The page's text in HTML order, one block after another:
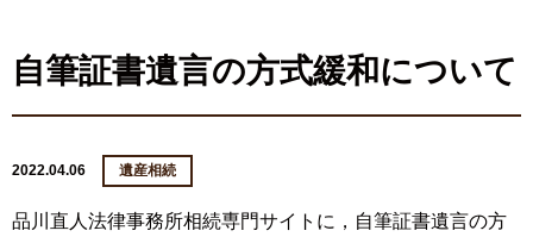
自筆証書遺言の方式緩和について
2022.04.06 遺産相続
品川直人法律事務所相続専門サイトに，自筆証書遺言の方